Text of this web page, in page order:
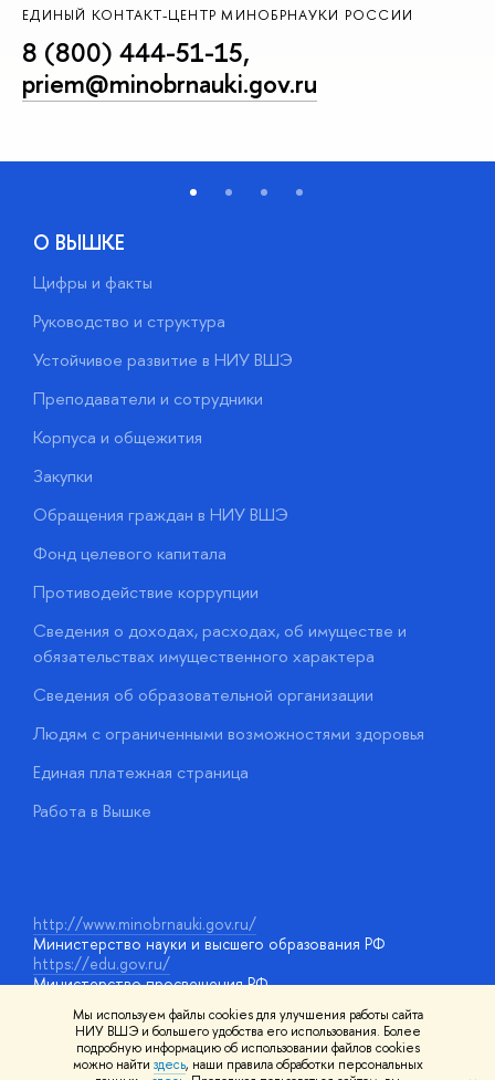
Мы используем файлы cookies для улучшения работы сайта
НИУ ВШЭ и большего удобства его использования. Более
подробную информацию об использовании файлов cookies
можно найти здесь, наши правила обработки персональных
ЕДИНЫЙ КОНТАКТ-ЦЕНТР МИНОБРНАУКИ РОССИИ
8 (800) 444-51-15,
priem@minobrnauki.gov.ru
О ВЫШКЕ
Цифры и факты
Руководство и структура
Устойчивое развитие в НИУ ВШЭ
Преподаватели и сотрудники
Корпуса и общежития
Закупки
Обращения граждан в НИУ ВШЭ
Фонд целевого капитала
Противодействие коррупции
Сведения о доходах, расходах, об имуществе и
обязательствах имущественного характера
Сведения об образовательной организации
Людям с ограниченными возможностями здоровья
Единая платежная страница
Работа в Вышке
http://www.minobrnauki.gov.ru/
Министерство науки и высшего образования РФ
https://edu.gov.ru/
Министерство просвещения РФ
https://elearning.hse.ru/mooc
Массовые открытые онлайн-курсы